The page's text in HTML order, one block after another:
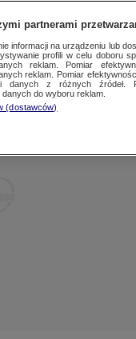
O ŚWIECIE
partnerami
informacji na urządzeniu lub
profili w celu doboru
reklam. Pomiar
reklam. Pomiar
danych z różnych źródeł.
do wyboru reklam.
(dostawców)